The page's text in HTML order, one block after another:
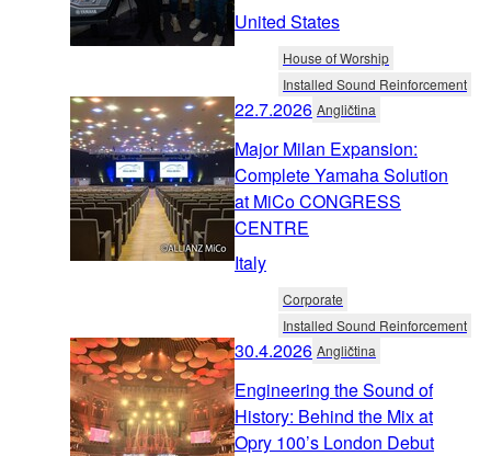
United States
House of Worship
Installed Sound Reinforcement
22.7.2026 Angličtina
Major Milan Expansion:
Complete Yamaha Solution
at MiCo CONGRESS
CENTRE
Italy
Corporate
Installed Sound Reinforcement
30.4.2026 Angličtina
Engineering the Sound of
History: Behind the Mix at
Opry 100’s London Debut